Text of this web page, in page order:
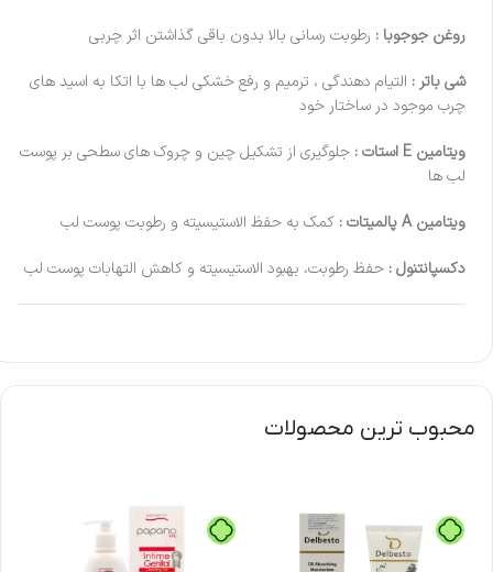
روغن جوجوبا : رطوبت رسانی بالا بدون باقی گذاشتن اثر چربی
شی باتر : التيام دهندگي ، ترمیم و رفع خشکی لب ها با اتكا به اسيد هاي
چرب موجود در ساختار خود
ویتامین E استات :
جلوگيری از تشكيل چين و چروك های سطحي بر پوست
لب ها
ویتامین A پالمیتات :
كمك به حفظ الاستيسيته و رطوبت پوست لب
دکسپانتنول : حفظ رطوبت، بهبود الاستيسيته و كاهش التهابات پوست لب
محبوب ترین محصولات